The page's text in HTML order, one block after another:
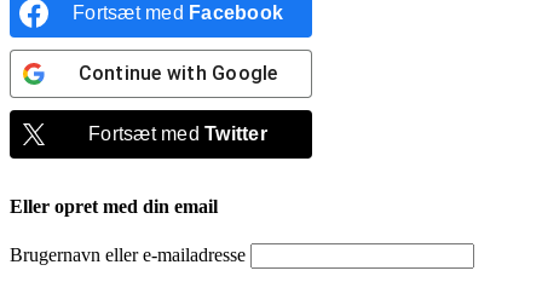
Fortsæt med Facebook
Continue with Google
Fortsæt medTwitter
Eller opret med din email
Brugernavn eller e-mailadresse